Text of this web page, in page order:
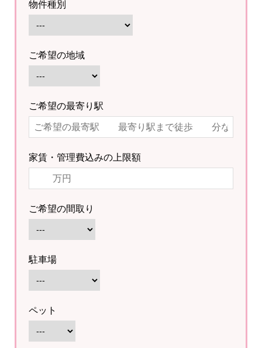
物件種別
ご希望の地域
ご希望の最寄り駅
家賃・管理費込みの上限額
ご希望の間取り
駐車場
ペット